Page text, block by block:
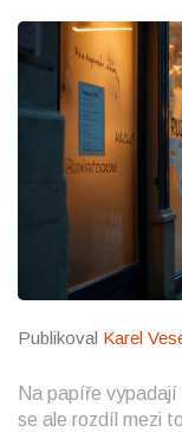
Publikoval Karel
Na papíře
se ale rozdíl mezi